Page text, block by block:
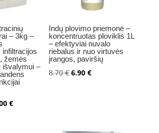
– 3kg –
infiltracijos
žemės
išvalymui –
€Current
Indų plovimo priemonė –
koncentruotas ploviklis 1L
– efektyviai nuvalo
riebalus ir nuo virtuvės
įrangos, paviršių
8.70€ Original
6.90€Current